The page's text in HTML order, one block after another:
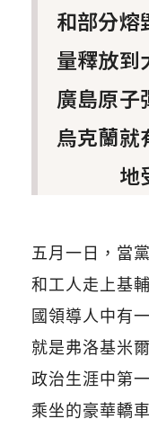
和部分熔
量釋放到
廣島原子
烏克蘭就
地
五月一日，當
和工人走上基
國領導人中有
就是弗洛基米
政治生涯中第
乘坐的豪華轎